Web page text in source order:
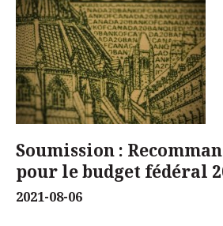
Soumission :
pour le budget fédéral
2021-08-06